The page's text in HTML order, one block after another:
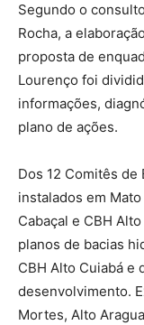
Segundo o
Rocha, a
proposta de
Lourenço foi
informações,
plano de ações.
Dos 12 Comitês de
instalados em
Cabaçal e CBH
planos de bacias
CBH Alto Cuiabá e
desenvolvimento.
Mortes, Alto